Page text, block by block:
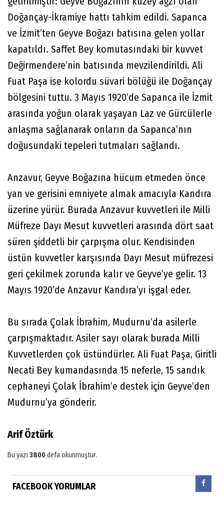
Doğançay-İkramiye hattı tahkim edildi. Sapanca
ve İzmit’ten Geyve Boğazı batısına gelen yollar
kapatıldı. Saffet Bey komutasındaki bir kuvvet
Değirmendere’nin batısında mevzilendirildi. Ali
Fuat Paşa ise kolordu süvari bölüğü ile Doğançay
bölgesini tuttu. 3 Mayıs 1920’de Sapanca ile İzmit
arasında yoğun olarak yaşayan Laz ve Gürcülerle
anlaşma sağlanarak onların da Sapanca’nın
doğusundaki tepeleri tutmaları sağlandı.
Anzavur, Geyve Boğazına hücum etmeden önce
yan ve gerisini emniyete almak amacıyla Kandıra
üzerine yürür. Burada Anzavur kuvvetleri ile Milli
Müfreze Dayı Mesut kuvvetleri arasında dört saat
süren şiddetli bir çarpışma olur. Kendisinden
üstün kuvvetler karşısında Dayı Mesut müfrezesi
geri çekilmek zorunda kalır ve Geyve’ye gelir. 13
Mayıs 1920’de Anzavur Kandıra’yı işgal eder.
Bu sırada Çolak İbrahim, Mudurnu’da asilerle
çarpışmaktadır. Asiler sayı olarak burada Milli
Kuvvetlerden çok üstündürler. Ali Fuat Paşa, Giritli
Necati Bey kumandasında 15 neferle, 15 sandık
cephaneyi Çolak İbrahim’e destek için Geyve’den
Mudurnu’ya gönderir.
Arif Öztürk
Bu yazı 3800defa okunmuştur.
FACEBOOK YORUMLAR